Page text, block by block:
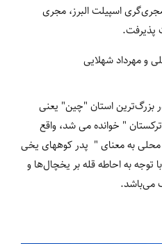
اسپیلت البرز، مجری
پذیرفت.
با ارتفاع 7546 متر، در بزرگ‌ترین استان "چین" یعنی
" خوانده می شد، واقع
به معنای " پدر کوههای یخی
به احاطه قله بر یخچال‌ها و
می‌باشد.